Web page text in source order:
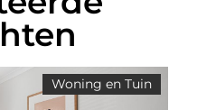
Woning en Tuin